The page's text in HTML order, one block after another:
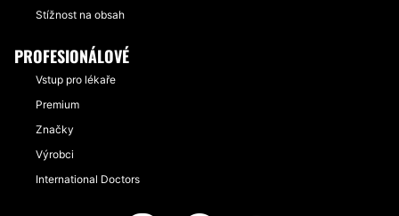
Stížnost na obsah
PROFESIONÁLOVÉ
Vstup pro lékaře
Premium
Značky
Výrobci
International Doctors